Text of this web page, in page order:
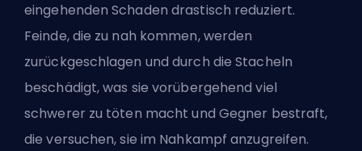
eingehenden Schaden drastisch reduziert.
Feinde, die zu nah kommen, werden
zurückgeschlagen und durch die Stacheln
beschädigt, was sie vorübergehend viel
schwerer zu töten macht und Gegner bestraft,
die versuchen, sie im Nahkampf anzugreifen.